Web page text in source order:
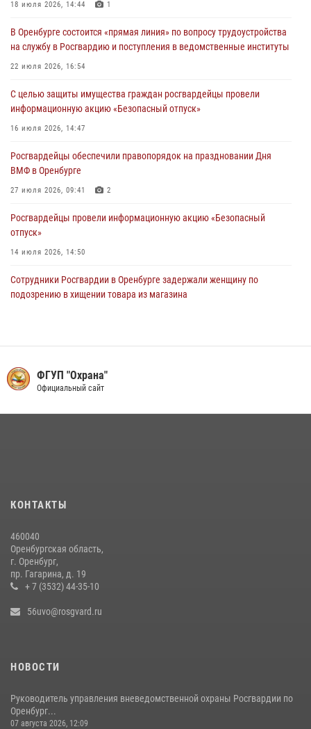
27 июля 2026, 09:41 2
Росгвардейцы предотвратили трагедию: спасен мужчина в тяжелой
жизненной ситуации (ВИДЕО)
26 июля 2026, 10:09
Росгвардейцы Оренбургской области проверили готовность детских
образовательных учреждений к новому учебному году
24 июля 2026, 09:32
Итоги работы Управления вневедомственной охраны Росгвардии
по Оренбургской области за первое полугодие 2026 года
23 июля 2026, 12:07
18 июля 2026, 14:44 1
В Оренбурге состоится «прямая линия» по вопросу трудоустройства
на службу в Росгвардию и поступления в ведомственные институты
22 июля 2026, 16:54
С целью защиты имущества граждан росгвардейцы провели
информационную акцию «Безопасный отпуск»
16 июля 2026, 14:47
Росгвардейцы обеспечили правопорядок на праздновании Дня
ВМФ в Оренбурге
27 июля 2026, 09:41 2
Росгвардейцы провели информационную акцию «Безопасный
отпуск»
14 июля 2026, 14:50
Сотрудники Росгвардии в Оренбурге задержали женщину по
подозрению в хищении товара из магазина
22 июля 2026, 17:00
20 июля 2026, 16:39
ФГУП "Охрана"
Официальный сайт
КОНТАКТЫ
460040
Оренбургская область,
г. Оренбург,
пр. Гагарина, д. 19
+ 7 (3532) 44-35-10
56uvo@rosgvard.ru
НОВОСТИ
Руководитель управления вневедомственной охраны Росгвардии по
Оренбург...
07 августа 2026, 12:09